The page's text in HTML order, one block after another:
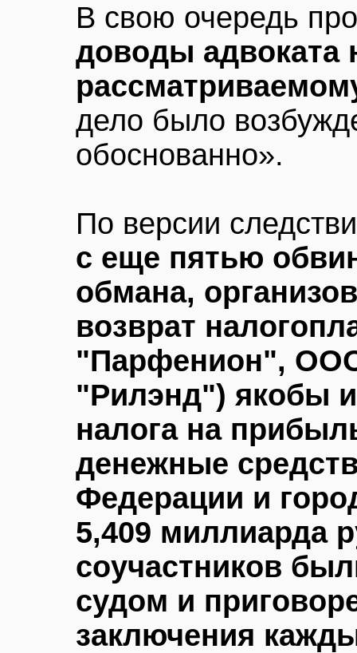
В свою очередь
доводы адвоката
дело было
обоснованно».
По версии
с еще пятью
обмана,
возврат
"Парфенион",
"Рилэнд") якобы
налога на
денежные
Федерации и
5,409 миллиарда
соучастников
судом и
заключения